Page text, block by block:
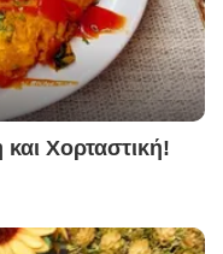
Χορταστική!